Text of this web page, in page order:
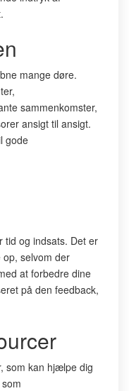
mange døre.
sammenkomster,
ansigt til ansigt.
gode
og indsats. Det er
selvom der
at forbedre dine
på den feedback,
som kan hjælpe dig